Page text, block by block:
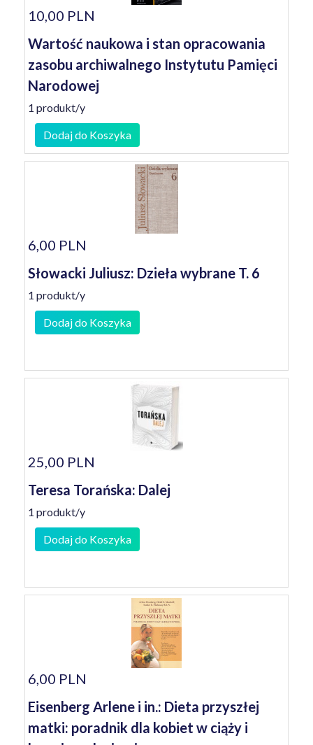
10,00 PLN
Wartość naukowa i stan opracowania
zasobu archiwalnego Instytutu Pamięci
Narodowej
1 produkt/y
Dodaj do Koszyka
6,00 PLN
Słowacki Juliusz: Dzieła wybrane T. 6
1 produkt/y
Dodaj do Koszyka
25,00 PLN
Teresa Torańska: Dalej
1 produkt/y
Dodaj do Koszyka
6,00 PLN
Eisenberg Arlene i in.: Dieta przyszłej
matki: poradnik dla kobiet w ciąży i